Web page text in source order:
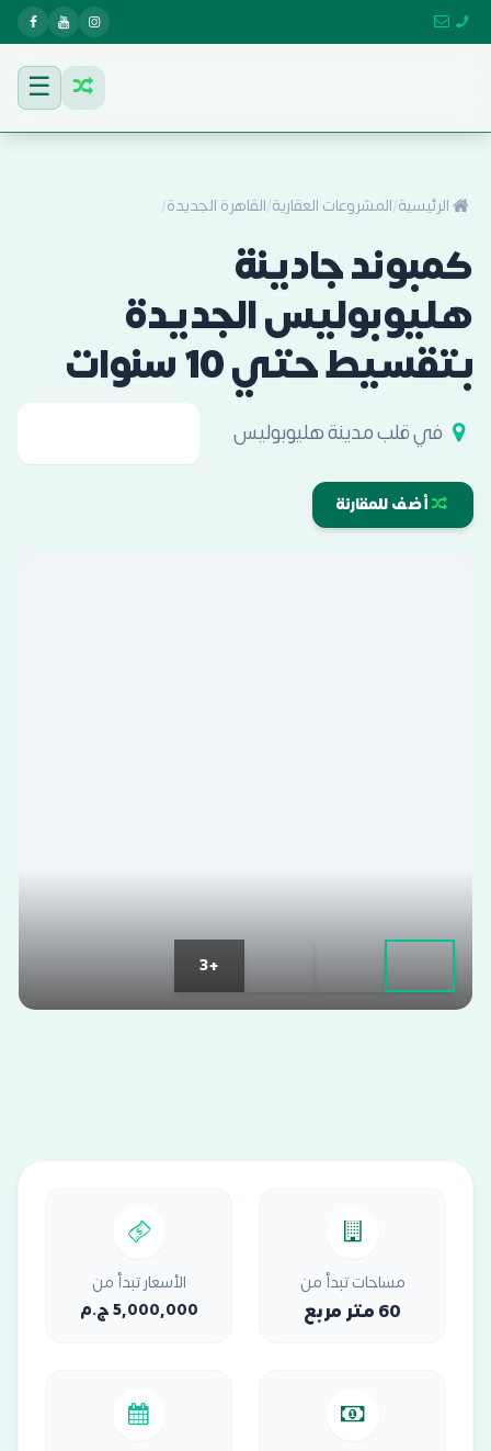
☰
الرئيسية/المشروعات العقارية/القاهرة الجديدة/
كمبوند جادينة
هليوبوليس الجديدة
بتقسيط حتي 10 سنوات
في قلب مدينة هليوبوليس
أضف للمقارنة
+3
مساحات تبدأ من
60 متر مربع
الأسعار تبدأ من
5,000,000 ج.م